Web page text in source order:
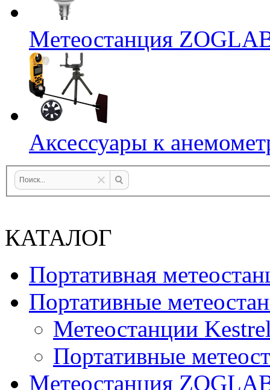
Mетеостанция
Аксессуары к
КАТАЛОГ
Портативная
Портативные
Метеостанции
Портативные
Mетеостанция